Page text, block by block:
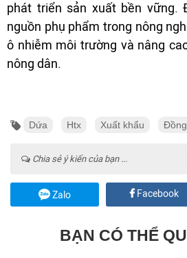
phát triển sản xuất bền vững.
nguồn phụ phẩm trong nông
ô nhiễm môi trường và nâng
nông dân.
Dứa Htx Xuất khẩu
Chia sẻ ý kiến của bạn ...
Zalo Facebook
BẠN CÓ THỂ